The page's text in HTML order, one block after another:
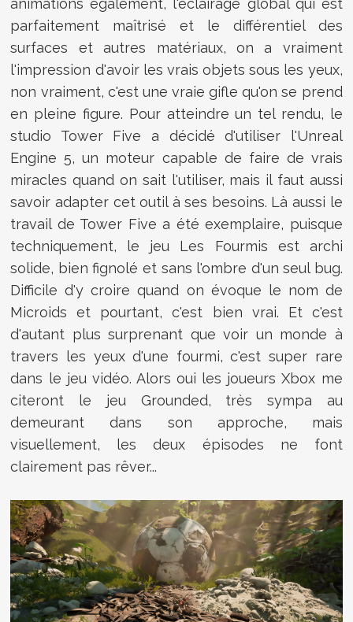
parfaitement maîtrisé et le différentiel des
surfaces et autres matériaux, on a vraiment
l'impression d'avoir les vrais objets sous les yeux,
non vraiment, c'est une vraie gifle qu'on se prend
en pleine figure. Pour atteindre un tel rendu, le
studio Tower Five a décidé d'utiliser l'Unreal
Engine 5, un moteur capable de faire de vrais
miracles quand on sait l'utiliser, mais il faut aussi
savoir adapter cet outil à ses besoins. Là aussi le
travail de Tower Five a été exemplaire, puisque
techniquement, le jeu Les Fourmis est archi
solide, bien fignolé et sans l'ombre d'un seul bug.
Difficile d'y croire quand on évoque le nom de
Microids et pourtant, c'est bien vrai. Et c'est
d'autant plus surprenant que voir un monde à
travers les yeux d'une fourmi, c'est super rare
dans le jeu vidéo. Alors oui les joueurs Xbox me
citeront le jeu Grounded, très sympa au
demeurant dans son approche, mais
visuellement, les deux épisodes ne font
clairement pas rêver...